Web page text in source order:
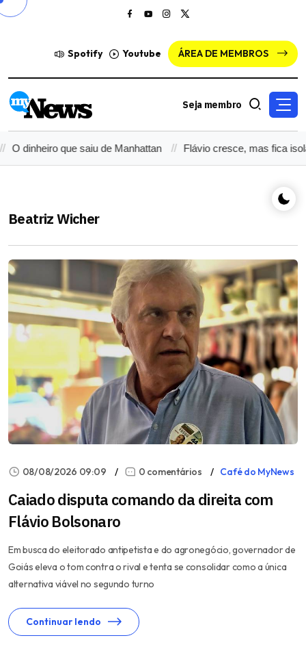
Spotify Youtube ÁREA DE MEMBROS
Seja membro
saiu de Manhattan Flávio cresce, mas fica isolado: Lula
Beatriz Wicher
08/08/2026 09:09 0 comentários Café do MyNews
Caiado disputa comando da direita com
Flávio Bolsonaro
Em busca do eleitorado antipetista e do agronegócio, governador de
Goiás eleva o tom contra o rival e tenta se consolidar como a única
alternativa viável no segundo turno
Continuar lendo